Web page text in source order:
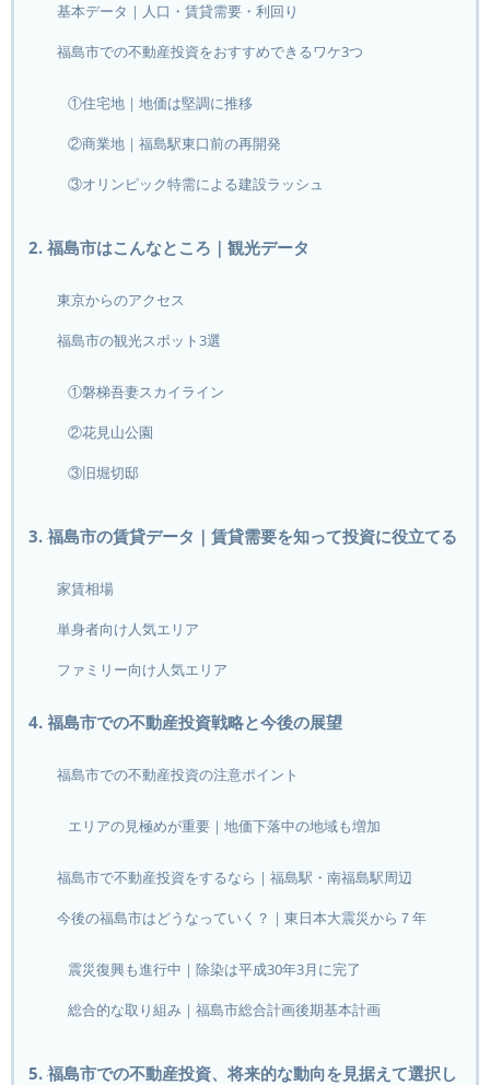
基本データ｜人口・賃貸需要・利回り
福島市での不動産投資をおすすめできるワケ3つ
①住宅地｜地価は堅調に推移
②商業地｜福島駅東口前の再開発
③オリンピック特需による建設ラッシュ
2. 福島市はこんなところ｜観光データ
東京からのアクセス
福島市の観光スポット3選
①磐梯吾妻スカイライン
②花見山公園
③旧堀切邸
3. 福島市の賃貸データ｜賃貸需要を知って投資に役立てる
家賃相場
単身者向け人気エリア
ファミリー向け人気エリア
4. 福島市での不動産投資戦略と今後の展望
福島市での不動産投資の注意ポイント
エリアの見極めが重要｜地価下落中の地域も増加
福島市で不動産投資をするなら｜福島駅・南福島駅周辺
今後の福島市はどうなっていく？｜東日本大震災から７年
震災復興も進行中｜除染は平成30年3月に完了
総合的な取り組み｜福島市総合計画後期基本計画
5. 福島市での不動産投資、将来的な動向を見据えて選択し